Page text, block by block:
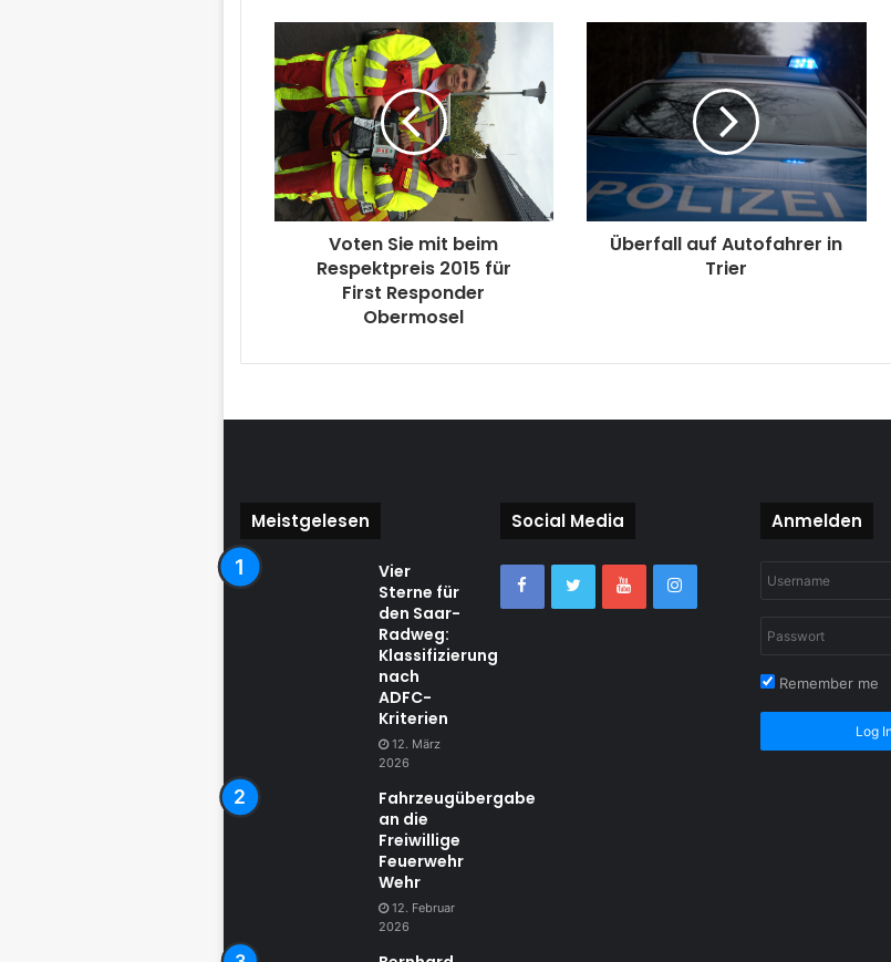
Voten Sie mit beim
Respektpreis 2015 für
First Responder
Obermosel
Überfall auf Autofahrer in
Trier
Meistgelesen
Vier
Sterne für
den Saar-
Radweg:
Klassifizierung
nach
ADFC-
Kriterien
12. März
2026
Fahrzeugübergabe
an die
Freiwillige
Feuerwehr
Wehr
12. Februar
2026
Social Media Anmelden
Remember me
Log In